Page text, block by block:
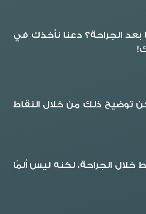
الجراحة؟ دعنا نأخذك في
توضيح ذلك من خلال النقاط
خلال الجراحة، لكنه ليس ألمًا